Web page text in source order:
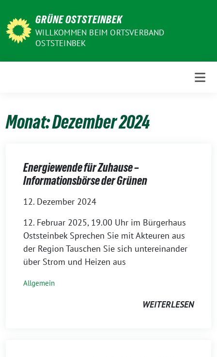
zum
Inhalt
GRÜNE OSTSTEINBEK
WILLKOMMEN BEIM ORTSVERBAND
OSTSTEINBEK
Monat:Dezember 2024
Energiewende für Zuhause –
Informationsbörse der Grünen
12. Dezember 2024
12. Februar 2025, 19.00 Uhr im Bürgerhaus
Oststeinbek Sprechen Sie mit Akteuren aus
der Region Tauschen Sie sich untereinander
über Strom und Heizen aus
Allgemein
WEITERLESEN